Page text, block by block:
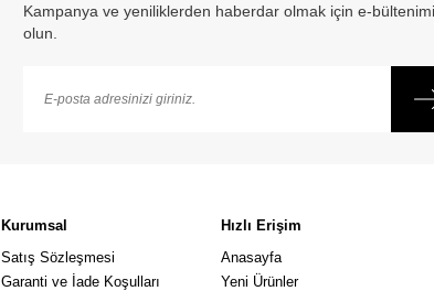
Kampanya ve yeniliklerden haberdar olmak için e-
olun.
Kurumsal
Satış Sözleşmesi
Garanti ve İade Koşulları
Hızlı Erişim
Anasayfa
Yeni Ürünler